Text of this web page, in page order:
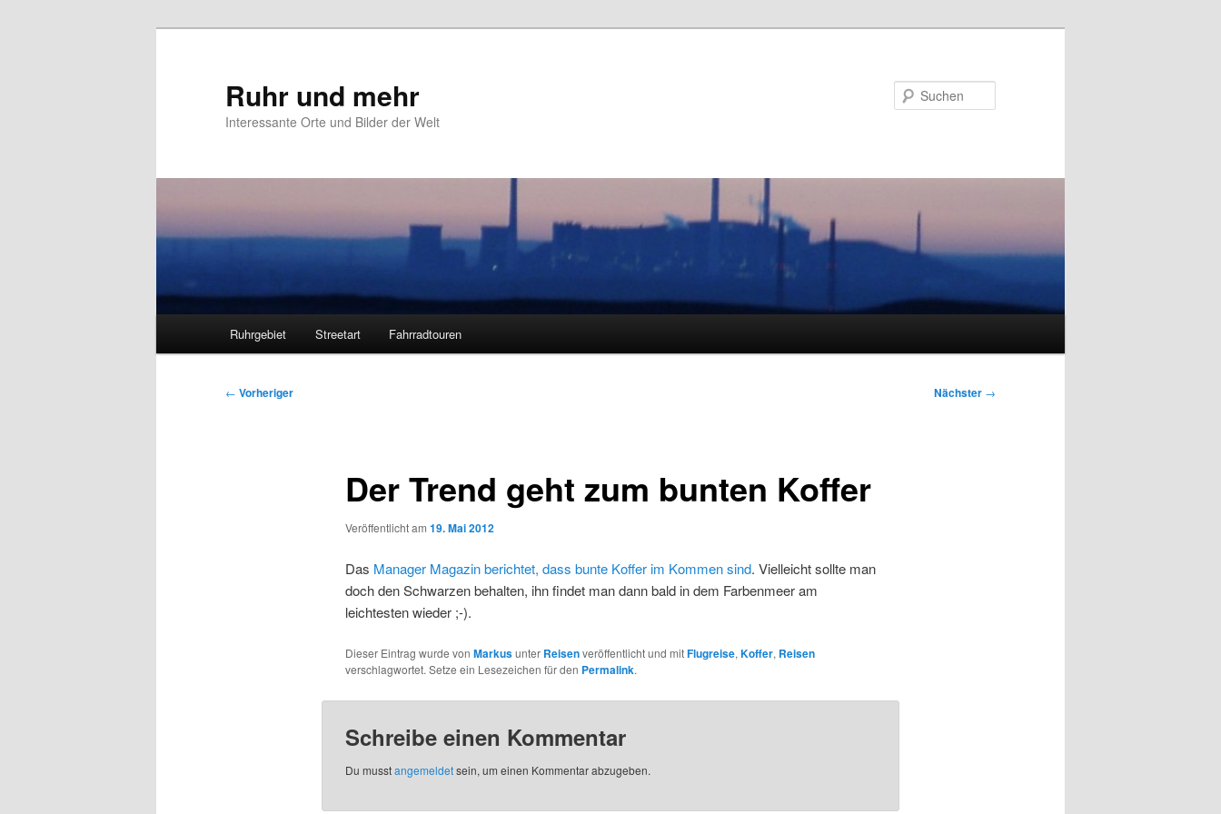
Ruhr und mehr
Interessante Orte und Bilder der Welt
Ruhrgebiet Streetart Fahrradtouren
Beitragsnavigation
← Vorheriger Nächster →
Der Trend geht zum bunten Koffer
Veröffentlicht am 19. Mai 2012
Das Manager Magazin berichtet, dass bunte Koffer im Kommen sind. Vielleicht sollte man
doch den Schwarzen behalten, ihn findet man dann bald in dem Farbenmeer am
leichtesten wieder ;-).
Dieser Eintrag wurde von Markusunter Reisenveröffentlicht und mitFlugreise,Koffer, Reisen
verschlagwortet. Setze ein Lesezeichen für den Permalink.
Schreibe einen Kommentar
Du musstangemeldetsein, um einen Kommentar abzugeben.